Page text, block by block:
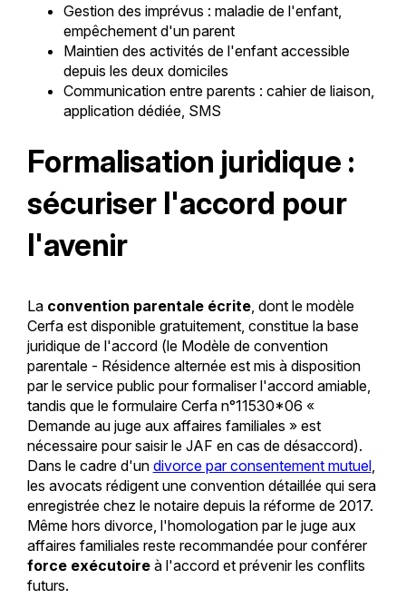
Gestion des imprévus : maladie de l'enfant,
empêchement d'un parent
Maintien des activités de l'enfant accessible
depuis les deux domiciles
Communication entre parents : cahier de liaison,
application dédiée, SMS
Formalisation juridique :
sécuriser l'accord pour
l'avenir
La convention parentale écrite, dont le modèle
Cerfa est disponible gratuitement, constitue la base
juridique de l'accord (le Modèle de convention
parentale - Résidence alternée est mis à disposition
par le service public pour formaliser l'accord amiable,
tandis que le formulaire Cerfa n°11530*06 «
Demande au juge aux affaires familiales » est
nécessaire pour saisir le JAF en cas de désaccord).
Dans le cadre d'un divorce par consentement mutuel,
les avocats rédigent une convention détaillée qui sera
enregistrée chez le notaire depuis la réforme de 2017.
Même hors divorce, l'homologation par le juge aux
affaires familiales reste recommandée pour conférer
force exécutoireà l'accord et prévenir les conflits
futurs.